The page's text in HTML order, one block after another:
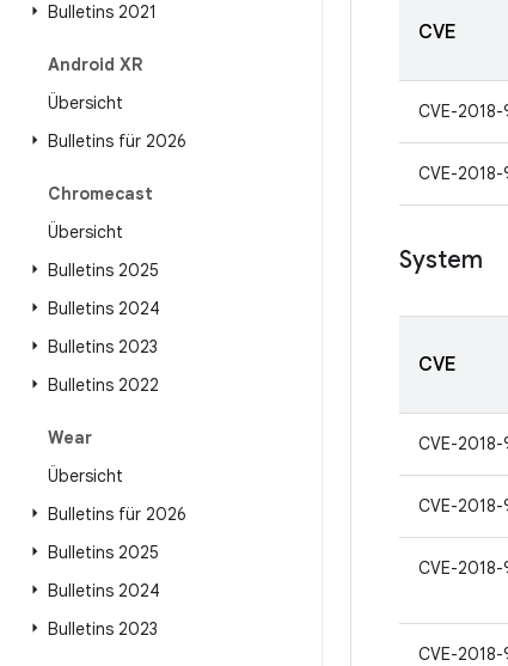
Bulletins 2021
Android XR
Übersicht
Bulletins für 2026
Chromecast
Übersicht
Bulletins 2025
Bulletins 2024
Bulletins 2023
Bulletins 2022
Wear
Übersicht
Bulletins für 2026
Bulletins 2025
Bulletins 2024
Bulletins 2023
CVE
CVE-2018-
CVE-2018-
System
CVE
CVE-2018-
CVE-2018-
CVE-
CVE-2018-